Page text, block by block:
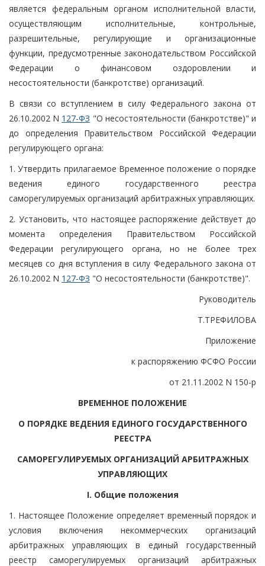
является федеральным органом исполнительной власти,
осуществляющим исполнительные, контрольные,
разрешительные, регулирующие и организационные
функции, предусмотренные законодательством Российской
Федерации о финансовом оздоровлении и
несостоятельности (банкротстве) организаций.
В связи со вступлением в силу Федерального закона от
26.10.2002 N 127-ФЗ "О несостоятельности (банкротстве)" и
до определения Правительством Российской Федерации
регулирующего органа:
1. Утвердить прилагаемое Временное положение о порядке
ведения единого государственного реестра
саморегулируемых организаций арбитражных управляющих.
2. Установить, что настоящее распоряжение действует до
момента определения Правительством Российской
Федерации регулирующего органа, но не более трех
месяцев со дня вступления в силу Федерального закона от
26.10.2002 N 127-ФЗ "О несостоятельности (банкротстве)".
Руководитель
Т.ТРЕФИЛОВА
Приложение
к распоряжению ФСФО России
от 21.11.2002 N 150-р
ВРЕМЕННОЕ ПОЛОЖЕНИЕ
О ПОРЯДКЕ ВЕДЕНИЯ ЕДИНОГО ГОСУДАРСТВЕННОГО
РЕЕСТРА
САМОРЕГУЛИРУЕМЫХ ОРГАНИЗАЦИЙ АРБИТРАЖНЫХ
УПРАВЛЯЮЩИХ
I. Общие положения
1. Настоящее Положение определяет временный порядок и
условия включения некоммерческих организаций
арбитражных управляющих в единый государственный
реестр саморегулируемых организаций арбитражных